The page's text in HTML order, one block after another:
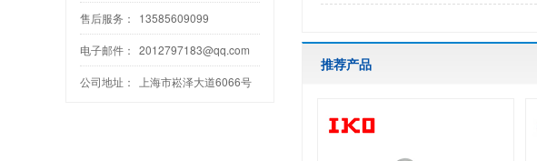
推荐产品
售后服务： 13585609099
电子邮件： 2012797183@qq.com
公司地址： 上海市崧泽大道6066号